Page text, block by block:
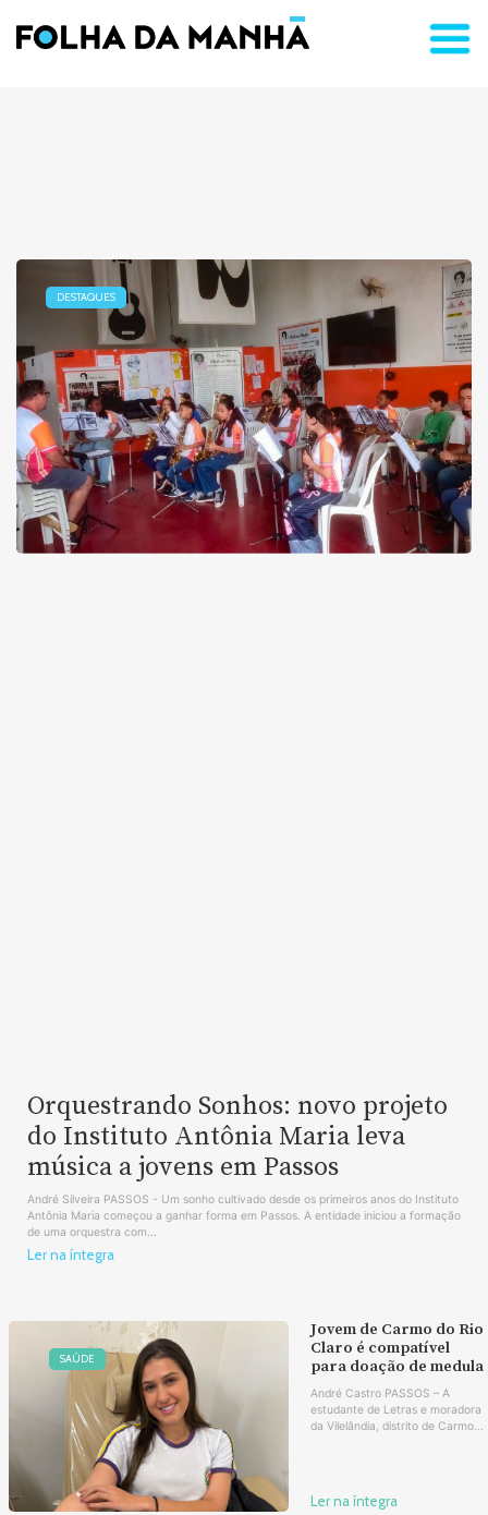
DESTAQUES
Orquestrando Sonhos: novo projeto
do Instituto Antônia Maria leva
música a jovens em Passos
André Silveira PASSOS - Um sonho cultivado desde os primeiros anos do Instituto
Antônia Maria começou a ganhar forma em Passos. A entidade iniciou a formação
de uma orquestra com...
Ler na íntegra
SAÚDE
Jovem de Carmo do Rio
Claro é compatível
para doação de medula
André Castro PASSOS – A
estudante de Letras e moradora
da Vilelândia, distrito de Carmo...
Ler na íntegra